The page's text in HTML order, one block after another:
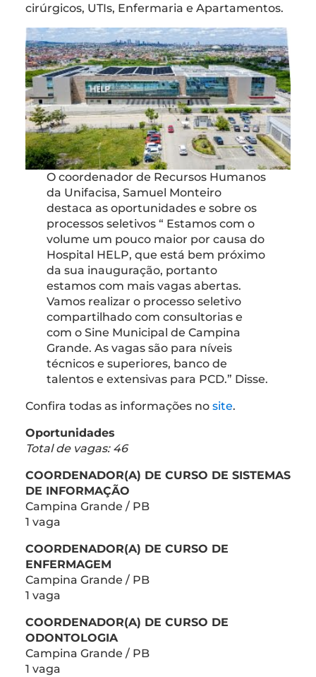
cirúrgicos, UTIs, Enfermaria e Apartamentos.
O coordenador de Recursos Humanos
da Unifacisa, Samuel Monteiro
destaca as oportunidades e sobre os
processos seletivos “ Estamos com o
volume um pouco maior por causa do
Hospital HELP, que está bem próximo
da sua inauguração, portanto
estamos com mais vagas abertas.
Vamos realizar o processo seletivo
compartilhado com consultorias e
com o Sine Municipal de Campina
Grande. As vagas são para níveis
técnicos e superiores, banco de
talentos e extensivas para PCD.” Disse.
Confira todas as informações no site.
Oportunidades
Total de vagas: 46
COORDENADOR(A) DE CURSO DE SISTEMAS
DE INFORMAÇÃO
Campina Grande / PB
1 vaga
COORDENADOR(A) DE CURSO DE
ENFERMAGEM
Campina Grande / PB
1 vaga
COORDENADOR(A) DE CURSO DE
ODONTOLOGIA
Campina Grande / PB
1 vaga